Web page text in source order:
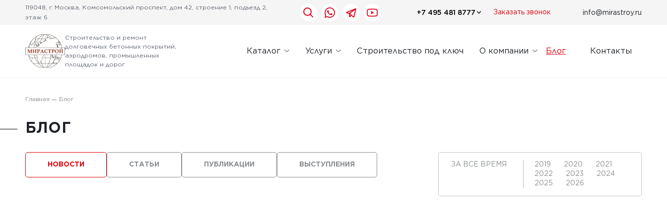
119048, г. Москва, Комсомольский проспект, дом 42, строение 1, подъезд 2,
этаж 6
+7 495 481 8777 Заказать звонок info@mirastroy.ru
Строительство и ремонт
долговечных бетонных покрытий,
аэродромов, промышленных
площадок и дорог
Каталог Услуги Строительство под ключ О компании Блог Контакты
Главная Блог
БЛОГ
ВЫСТУПЛЕНИЯ
ПУБЛИКАЦИИ
НОВОСТИ СТАТЬИ ЗА ВСЕ ВРЕМЯ 2019 2020
2021
2022
2023
2024
2025
2026